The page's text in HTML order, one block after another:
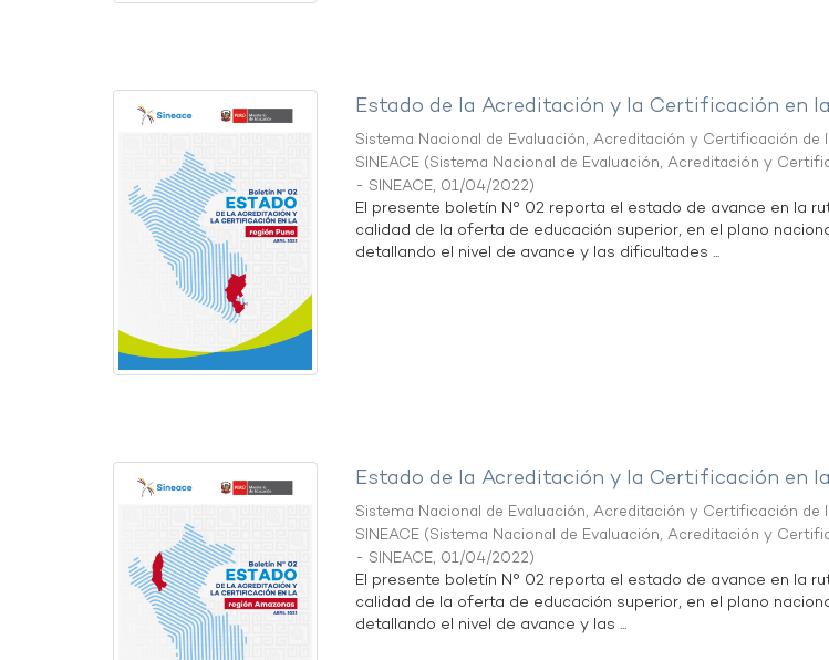
Estado de la Acreditación y la Certificación en
Sistema Nacional de Evaluación, Acreditación y Certificación de
SINEACE (Sistema Nacional de Evaluación, Acreditación y
- SINEACE, 01/04/2022)
El presente boletín N° 02 reporta el estado de avance en la
calidad de la oferta de educación superior, en el plano
detallando el nivel de avance y las dificultades ...
Estado de la Acreditación y la Certificación en
Sistema Nacional de Evaluación, Acreditación y Certificación de
SINEACE (Sistema Nacional de Evaluación, Acreditación y
- SINEACE, 01/04/2022)
El presente boletín N° 02 reporta el estado de avance en la
calidad de la oferta de educación superior, en el plano
detallando el nivel de avance y las ...